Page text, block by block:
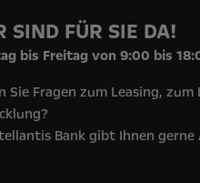
SIND FÜR SIE DA!
bis Freitag von 9:00 bis
Sie Fragen zum Leasing,
Bank gibt Ihnen